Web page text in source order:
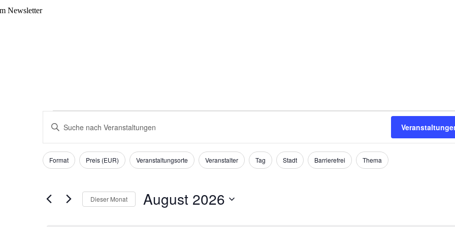
Newsletter
Suche
und
Ansichten,
Navigation
Bitte
Schlüsselwort
nach
Veranstaltungen
Filter
Das
Ändern
Eingabefelder
wird
Format Preis (EUR) Veranstaltungsorte Veranstalter Tag Stadt Barrierefrei Thema
Dieser Monat August 2026